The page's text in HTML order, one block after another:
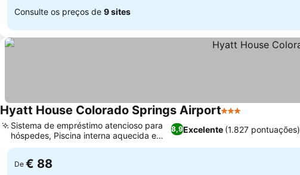
Consulte os preços de 9 sites
Hyatt House Colorado Springs Airport3 Estrelas
8,9Excelente (1.827 pontuações)
Sistema de empréstimo atencioso para
hóspedes, Piscina interna aquecida e
academia
De € 88